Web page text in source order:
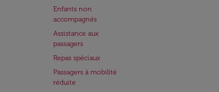
Enfants non
accompagnés
Assistance aux
passagers
Repas spéciaux
Passagers à mobilité
réduite